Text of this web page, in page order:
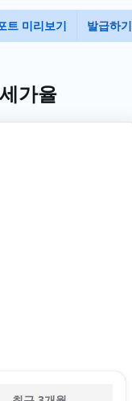
트 미리보기 발급하기
가율